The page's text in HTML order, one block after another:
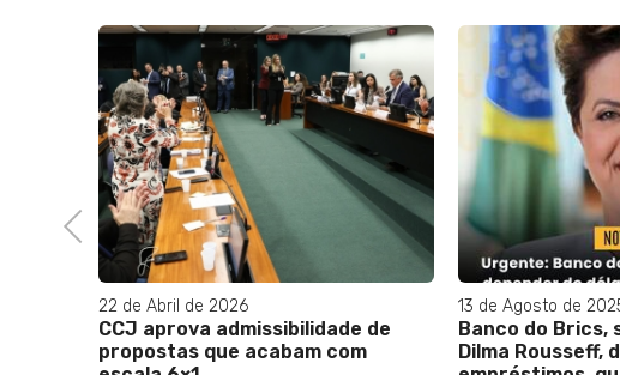
Previous
13 de Agosto de 2025
Banco do Brics, sob o comando de
Dilma Rousseff, desdolarizará os
01 de
Rio tem
abertas